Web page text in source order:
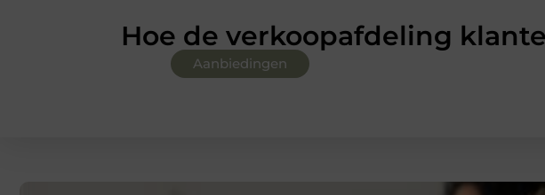
Hoe de verkoopafdeling
Aanbiedingen